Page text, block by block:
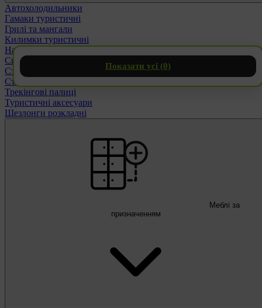
Показати усі (0)
Автохолодильники
Гамаки туристичні
Грилі та мангали
Килимки туристичні
Намети та тенти
Спальні мішки
Стільці розкладні
Столи розкладні
Трекінгові палиці
Туристичні аксесуари
Шезлонги розкладні
Меблі за
призначенням